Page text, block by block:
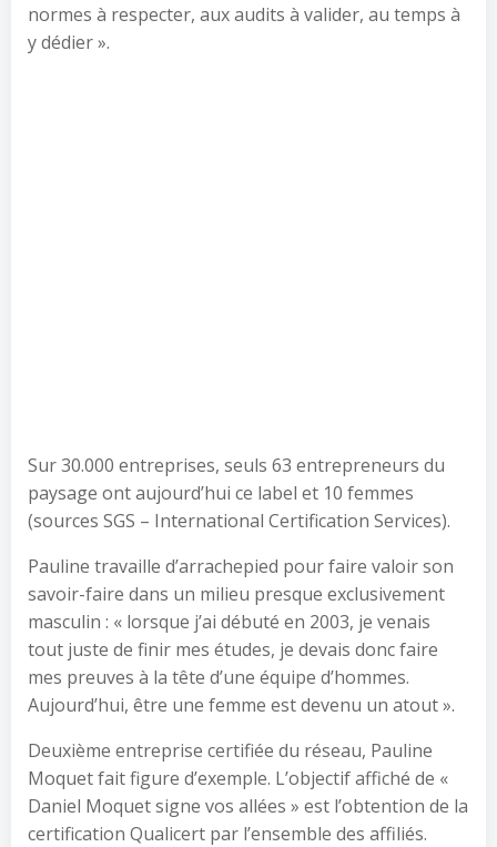
normes à respecter, aux audits à valider, au temps à
y dédier ».
Sur 30.000 entreprises, seuls 63 entrepreneurs du
paysage ont aujourd’hui ce label et 10 femmes
(sources SGS – International Certification Services).
Pauline travaille d’arrachepied pour faire valoir son
savoir-faire dans un milieu presque exclusivement
masculin : « lorsque j’ai débuté en 2003, je venais
tout juste de finir mes études, je devais donc faire
mes preuves à la tête d’une équipe d’hommes.
Aujourd’hui, être une femme est devenu un atout ».
Deuxième entreprise certifiée du réseau, Pauline
Moquet fait figure d’exemple. L’objectif affiché de «
Daniel Moquet signe vos allées » est l’obtention de la
certification Qualicert par l’ensemble des affiliés.